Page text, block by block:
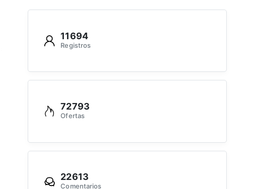
11694
Registros
72793
Ofertas
22613
Comentarios